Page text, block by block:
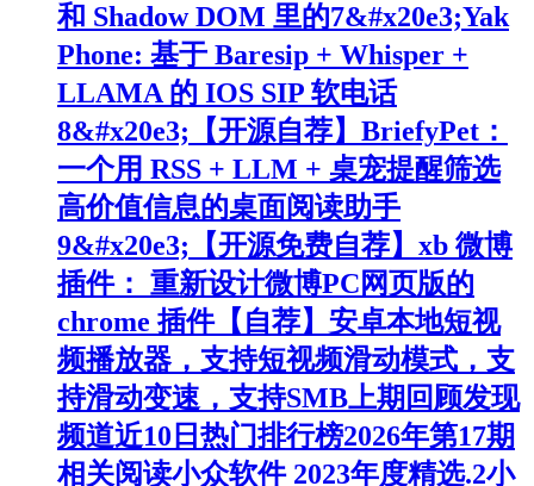
和 Shadow DOM 里的7&#x20e3;Yak
Phone: 基于 Baresip + Whisper +
LLAMA 的 IOS SIP 软电话
8&#x20e3;【开源自荐】BriefyPet：
一个用 RSS + LLM + 桌宠提醒筛选
高价值信息的桌面阅读助手
9&#x20e3;【开源免费自荐】xb 微博
插件： 重新设计微博PC网页版的
chrome 插件【自荐】安卓本地短视
频播放器，支持短视频滑动模式，支
持滑动变速，支持SMB上期回顾发现
频道近10日热门排行榜2026年第17期
相关阅读小众软件 2023年度精选.2小